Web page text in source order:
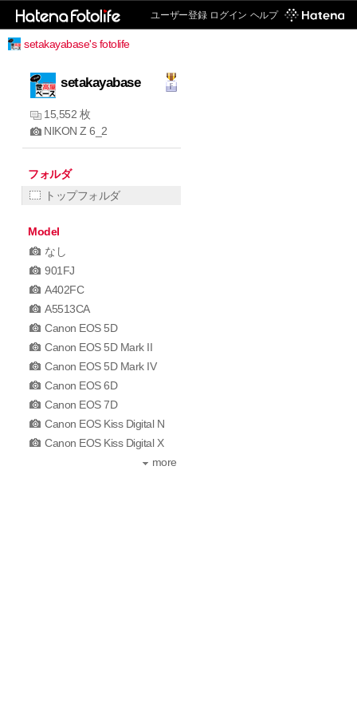
ユーザー登録 ログイン ヘルプ
setakayabase's fotolife
setakayabase
15,552 枚
NIKON Z 6_2
フォルダ
トップフォルダ
Model
なし
901FJ
A402FC
A5513CA
Canon EOS 5D
Canon EOS 5D Mark II
Canon EOS 5D Mark IV
Canon EOS 6D
Canon EOS 7D
Canon EOS Kiss Digital N
Canon EOS Kiss Digital X
more